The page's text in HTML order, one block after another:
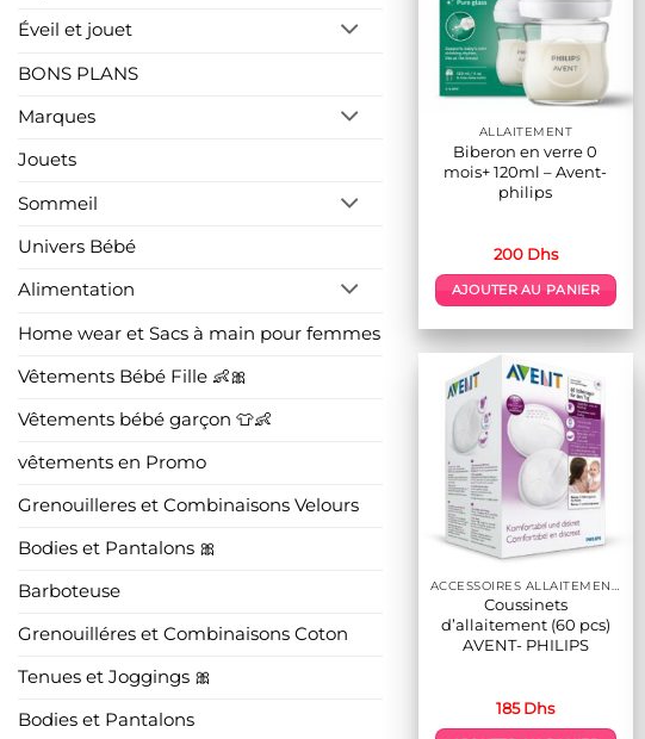
Éveil et jouet
BONS PLANS
Marques
Jouets
Sommeil
Univers Bébé
Alimentation
Home wear et Sacs à main pour femmes
Vêtements Bébé Fille 👶🎀
Vêtements bébé garçon 👕👶
vêtements en Promo
Grenouilleres et Combinaisons Velours
Bodies et Pantalons 🎀
Barboteuse
Grenouilléres et Combinaisons Coton
Tenues et Joggings 🎀
Bodies et Pantalons
options
peuvent
être
choisies
la
page
du
ALLAITEMENT
Biberon en verre 0
mois+ 120ml – Avent-
philips
200 Dhs
AJOUTER AU PANIER
Coussinets
d’allaitement (60 pcs)
AVENT- PHILIPS
185Dhs